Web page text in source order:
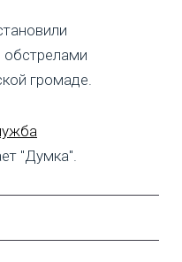
громаде.
"Думка".